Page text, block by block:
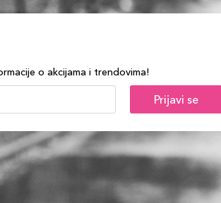
o akcijama i trendovima!
Prijavi se